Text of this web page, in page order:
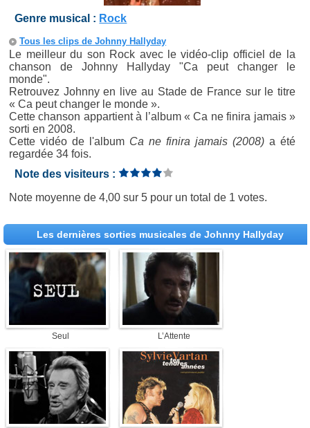
Genre musical : Rock
Tous les clips de Johnny Hallyday
Le meilleur du son Rock avec le vidéo-clip officiel de la
chanson de Johnny Hallyday "Ca peut changer le
monde".
Retrouvez Johnny en live au Stade de France sur le titre
« Ca peut changer le monde ».
Cette chanson appartient à l’album « Ca ne finira jamais »
sorti en 2008.
Cette vidéo de l'album Ca ne finira jamais (2008)a été
regardée 34 fois.
Note des visiteurs :
Note moyenne de4,00 sur5 pour un total de 1 votes.
Les dernières sorties musicales de Johnny Hallyday
Seul L’Attente